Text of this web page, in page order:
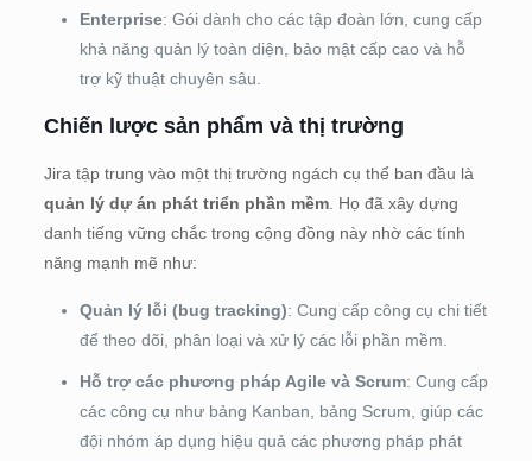
Enterprise: Gói dành cho các tập đoàn lớn, cung cấp
khả năng quản lý toàn diện, bảo mật cấp cao và hỗ
trợ kỹ thuật chuyên sâu.
Chiến lược sản phẩm và thị trường
Jira tập trung vào một thị trường ngách cụ thể ban đầu là
quản lý dự án phát triển phần mềm. Họ đã xây dựng
danh tiếng vững chắc trong cộng đồng này nhờ các tính
năng mạnh mẽ như:
Quản lý lỗi (bug tracking): Cung cấp công cụ chi tiết
để theo dõi, phân loại và xử lý các lỗi phần mềm.
Hỗ trợ các phương pháp Agile và Scrum: Cung cấp
các công cụ như bảng Kanban, bảng Scrum, giúp các
đội nhóm áp dụng hiệu quả các phương pháp phát